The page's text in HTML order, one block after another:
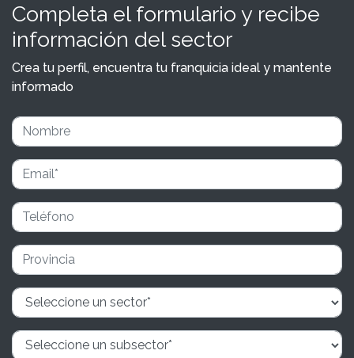
Completa el formulario y recibe
información del sector
Crea tu perfil, encuentra tu franquicia ideal y mantente
informado